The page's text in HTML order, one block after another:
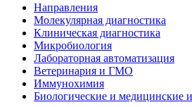
Направления
Молекулярная диагностика
Клиническая диагностика
Микробиология
Лабораторная автоматизация
Ветеринария и ГМО
Иммунохимия
Биологические и медицинские